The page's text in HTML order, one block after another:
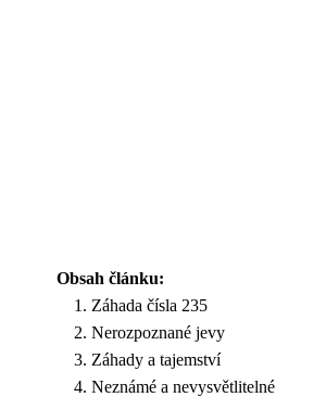
Obsah článku:
Záhada čísla 235
Nerozpoznané jevy
Záhady a tajemství
Neznámé a nevysvětlitelné